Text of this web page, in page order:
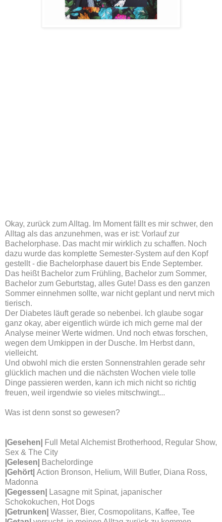
Okay, zurück zum Alltag. Im Moment fällt es mir schwer, den
Alltag als das anzunehmen, was er ist: Vorlauf zur
Bachelorphase. Das macht mir wirklich zu schaffen. Noch
dazu wurde das komplette Semester-System auf den Kopf
gestellt - die Bachelorphase dauert bis Ende September.
Das heißt Bachelor zum Frühling, Bachelor zum Sommer,
Bachelor zum Geburtstag, alles Gute! Dass es den ganzen
Sommer einnehmen sollte, war nicht geplant und nervt mich
tierisch.
Der Diabetes läuft gerade so nebenbei. Ich glaube sogar
ganz okay, aber eigentlich würde ich mich gerne mal der
Analyse meiner Werte widmen. Und noch etwas forschen,
wegen dem Umkippen in der Dusche. Im Herbst dann,
vielleicht.
Und obwohl mich die ersten Sonnenstrahlen gerade sehr
glücklich machen und die nächsten Wochen viele tolle
Dinge passieren werden, kann ich mich nicht so richtig
freuen, weil irgendwie so vieles mitschwingt...
Was ist denn sonst so gewesen?
Gesehen
Full Metal Alchemist Brotherhood, Regular Show,
Sex & The City
|Gelesen|
Bachelordinge
|Gehört| Action Bronson, Helium, Will Butler, Diana Ross,
Madonna
|Gegessen|
Lasagne mit Spinat, japanischer
Schokokuchen, Hot Dogs
|Getrunken| Wasser, Bier, Cosmopolitans, Kaffee, Tee